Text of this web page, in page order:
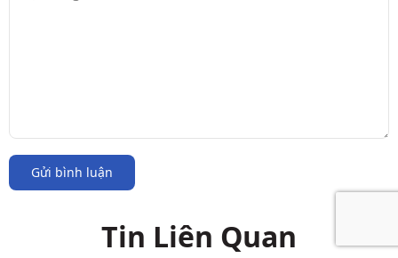
Gửi bình luận
Tin Liên Quan